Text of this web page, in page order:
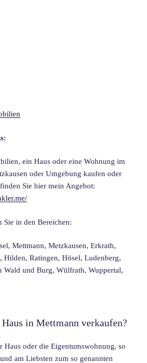
ein Haus oder eine Wohnung im
oder Umgebung kaufen oder
Sie hier mein Angebot:
Sie in den Bereichen:
Mettmann, Metzkausen, Erkrath,
Hilden, Ratingen, Hösel, Ludenberg,
Wald und Burg, Wülfrath, Wuppertal,
in Mettmann verkaufen?
Haus oder die Eigentumswohnung, so
am Liebsten zum so genannten